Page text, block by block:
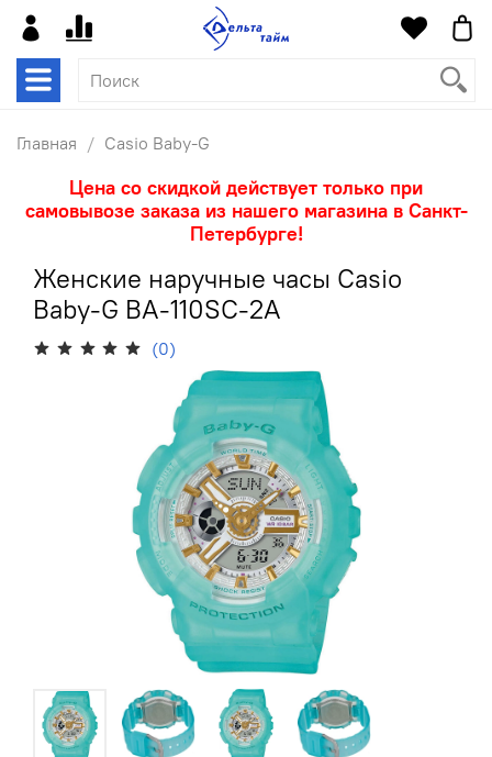
Главная Casio Baby-G
Цена со скидкой действует только при
самовывозе заказа из нашего магазина в Санкт-
Петербурге!
Женские наручные часы Casio
Baby-G BA-110SC-2A
(0)